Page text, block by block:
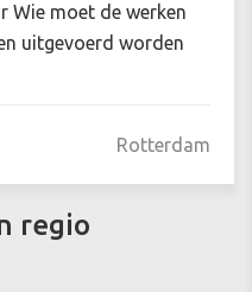
Wie moet de werken
uitgevoerd worden
Rotterdam
regio